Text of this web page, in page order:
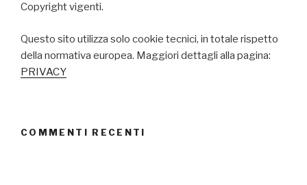
Copyright vigenti.
Questo sito utilizza solo cookie tecnici, in totale rispetto
della normativa europea. Maggiori dettagli alla pagina:
PRIVACY
COMMENTI RECENTI